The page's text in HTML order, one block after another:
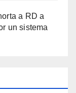
a RD a
un sistema